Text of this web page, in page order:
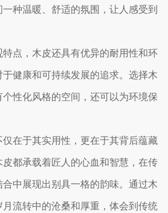
种温暖、舒适的氛围，让人感受到
特点，木皮还具有优异的耐用性和环
健康和可持续发展的追求。选择木
性化风格的空间，还可以为环境保
仅在于其实用性，更在于其背后蕴藏
都承载着匠人的心血和智慧，在传
中展现出别具一格的韵味。通过木
流转中的沧桑和厚重，体会到传统